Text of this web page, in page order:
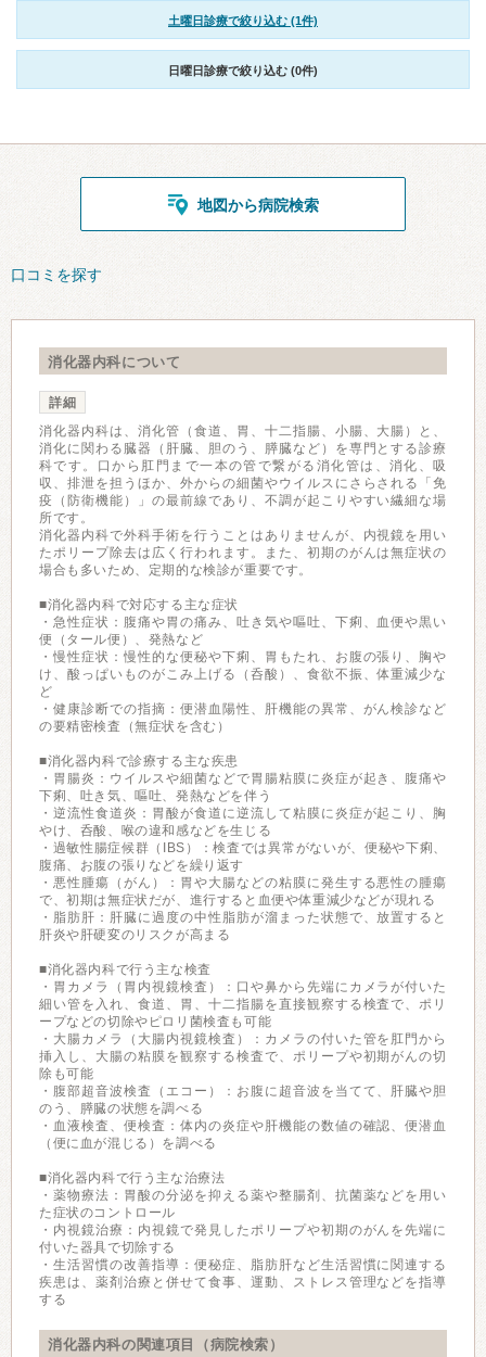
土曜日診療で絞り込む (1件)
日曜日診療で絞り込む (0件)
地図から病院検索
口コミを探す
消化器内科について
詳細
消化器内科は、消化管（食道、胃、十二指腸、小腸、大腸）と、
消化に関わる臓器（肝臓、胆のう、膵臓など）を専門とする診療
科です。口から肛門まで一本の管で繋がる消化管は、消化、吸
収、排泄を担うほか、外からの細菌やウイルスにさらされる「免
疫（防衛機能）」の最前線であり、不調が起こりやすい繊細な場
所です。
消化器内科で外科手術を行うことはありませんが、内視鏡を用い
たポリープ除去は広く行われます。また、初期のがんは無症状の
場合も多いため、定期的な検診が重要です。
■消化器内科で対応する主な症状
・急性症状：腹痛や胃の痛み、吐き気や嘔吐、下痢、血便や黒い
便（タール便）、発熱など
・慢性症状：慢性的な便秘や下痢、胃もたれ、お腹の張り、胸や
け、酸っぱいものがこみ上げる（呑酸）、食欲不振、体重減少な
ど
・健康診断での指摘：便潜血陽性、肝機能の異常、がん検診など
の要精密検査（無症状を含む）
■消化器内科で診療する主な疾患
・胃腸炎：ウイルスや細菌などで胃腸粘膜に炎症が起き、腹痛や
下痢、吐き気、嘔吐、発熱などを伴う
・逆流性食道炎：胃酸が食道に逆流して粘膜に炎症が起こり、胸
やけ、呑酸、喉の違和感などを生じる
・過敏性腸症候群（IBS）：検査では異常がないが、便秘や下痢、
腹痛、お腹の張りなどを繰り返す
・悪性腫瘍（がん）：胃や大腸などの粘膜に発生する悪性の腫瘍
で、初期は無症状だが、進行すると血便や体重減少などが現れる
・脂肪肝：肝臓に過度の中性脂肪が溜まった状態で、放置すると
肝炎や肝硬変のリスクが高まる
■消化器内科で行う主な検査
・胃カメラ（胃内視鏡検査）：口や鼻から先端にカメラが付いた
細い管を入れ、食道、胃、十二指腸を直接観察する検査で、ポリ
ープなどの切除やピロリ菌検査も可能
・大腸カメラ（大腸内視鏡検査）：カメラの付いた管を肛門から
挿入し、大腸の粘膜を観察する検査で、ポリープや初期がんの切
除も可能
・腹部超音波検査（エコー）：お腹に超音波を当てて、肝臓や胆
のう、膵臓の状態を調べる
・血液検査、便検査：体内の炎症や肝機能の数値の確認、便潜血
（便に血が混じる）を調べる
■消化器内科で行う主な治療法
・薬物療法：胃酸の分泌を抑える薬や整腸剤、抗菌薬などを用い
た症状のコントロール
・内視鏡治療：内視鏡で発見したポリープや初期のがんを先端に
付いた器具で切除する
・生活習慣の改善指導：便秘症、脂肪肝など生活習慣に関連する
疾患は、薬剤治療と併せて食事、運動、ストレス管理などを指導
する
消化器内科の関連項目（病院検索）